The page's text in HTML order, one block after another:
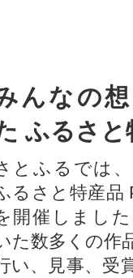
んなの
ふるさと
とふるでは
るさと特産品
開催しまし
た数多くの作
い、見事、受